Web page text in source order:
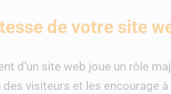
de votre site
d’un site web joue un rôle
visiteurs et les encourage